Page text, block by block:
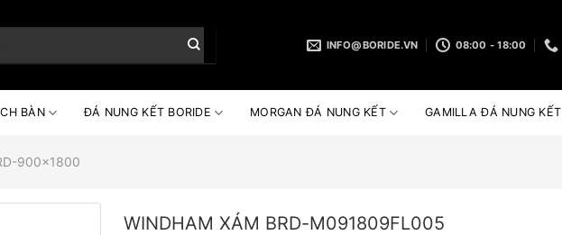
INFO@BORIDE.VN 08:00 - 18:00
BÀN ĐÁ NUNG KẾT BORIDE MORGAN ĐÁ NUNG KẾT GAMILLA ĐÁ NUNG KẾT
900x1800
WINDHAM XÁM BRD-M091809FL005